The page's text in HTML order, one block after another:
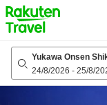
to
top
page
Yukawa Onsen
24/8/2026 - 25/8/